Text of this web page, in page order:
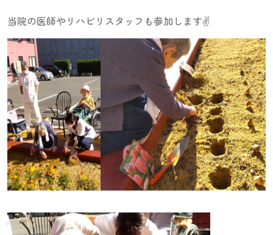
当院の医師やリハビリスタッフも参加します✌️